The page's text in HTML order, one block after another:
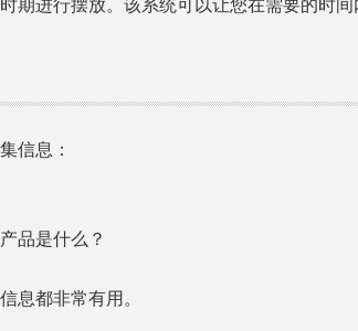
信息：
品是什么？
息都非常有用。